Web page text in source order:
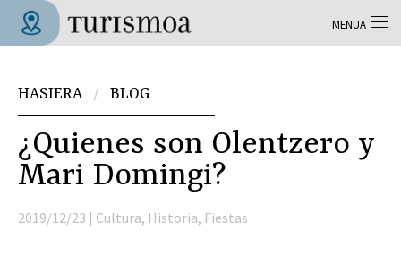
Skip to main content
HASIERA
BLOG
¿Quienes son Olentzero y
Mari Domingi?
2019/12/23 | Cultura, Historia, Fiestas
MENUA